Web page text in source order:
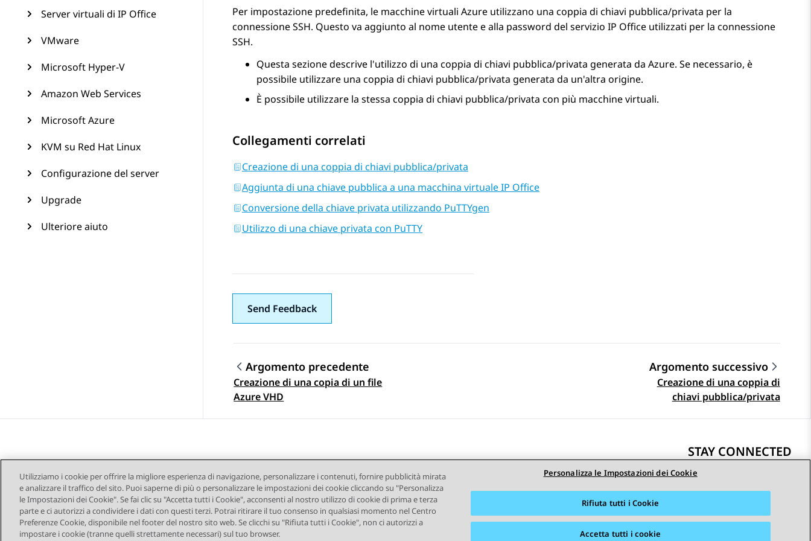
Server virtuali di IP Office
VMware
Microsoft Hyper-V
Amazon Web Services
Microsoft Azure
KVM su Red Hat Linux
Configurazione del server
Upgrade
Ulteriore aiuto
Per impostazione predefinita, le macchine virtuali Azure utilizzano una coppia di chiavi pubblica/privata per la
connessione SSH. Questo va aggiunto al nome utente e alla password del servizio IP Office utilizzati per la connessione
SSH.
Questa sezione descrive l'utilizzo di una coppia di chiavi pubblica/privata generata da Azure. Se necessario, è
possibile utilizzare una coppia di chiavi pubblica/privata generata da un'altra origine.
È possibile utilizzare la stessa coppia di chiavi pubblica/privata con più macchine virtuali.
Collegamenti correlati
Creazione di una coppia di chiavi pubblica/privata
Aggiunta di una chiave pubblica a una macchina virtuale IP Office
Conversione della chiave privata utilizzando PuTTYgen
Utilizzo di una chiave privata con PuTTY
Send Feedback
Navigazione argomento
Argomento precedente
Creazione di una copia di un file
Azure VHD
Argomento successivo
Creazione di una coppia di
chiavi pubblica/privata
STAY CONNECTED
Mappa del sito Condizioni d'uso Privacy Politica sui cookie Marchi commerciali Accessibilità © 2026 Avaya LLC
Utilizziamo i cookie per offrire la migliore esperienza di navigazione, personalizzare i contenuti, fornire pubblicità mirata
e analizzare il traffico del sito. Puoi saperne di più o personalizzare le impostazioni dei cookie cliccando su "Personalizza
le Impostazioni dei Cookie". Se fai clic su "Accetta tutti i Cookie", acconsenti al nostro utilizzo di cookie di prima e terza
parte e ci autorizzi a condividere i dati con questi terzi. Potrai ritirare il tuo consenso in qualsiasi momento nel Centro
Preferenze Cookie, disponibile nel footer del nostro sito web. Se clicchi su "Rifiuta tutti i Cookie", non ci autorizzi a
impostare i cookie (tranne quelli strettamente necessari) sul tuo browser.
Personalizza le Impostazioni dei Cookie
Rifiuta tutti i Cookie
Accetta tutti i cookie